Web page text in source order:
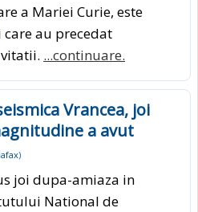
a Mariei Curie, este
care au precedat
...continuare.
Vrancea, joi
a avut
)
joi dupa-amiaza in
National de